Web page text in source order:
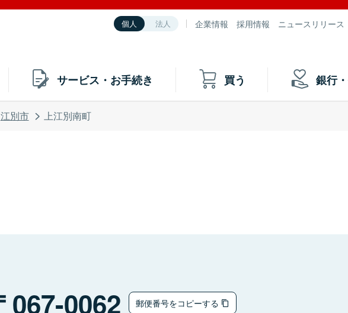
個人 法人 企業情報 採用情報 ニュースリリース
サービス・お手続き 買う 銀行
江別市 上江別南町
067-0062 郵便番号をコピーする